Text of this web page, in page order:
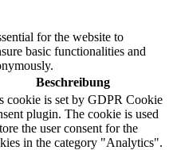
for the website to
basic functionalities and
Beschreibung
cookie is set by GDPR Cookie
plugin. The cookie is used
the user consent for the
in the category "Analytics".